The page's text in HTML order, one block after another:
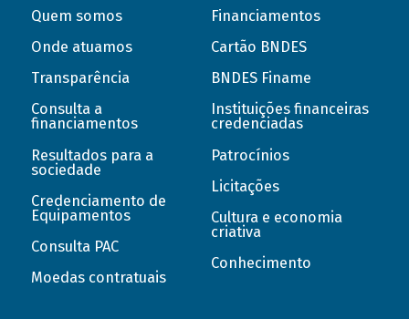
Quem somos
Onde atuamos
Transparência
Consulta a
financiamentos
Resultados para a
sociedade
Credenciamento de
Equipamentos
Consulta PAC
Moedas contratuais
Financiamentos
Cartão BNDES
BNDES Finame
Instituições financeiras
credenciadas
Patrocínios
Licitações
Cultura e economia
criativa
Conhecimento